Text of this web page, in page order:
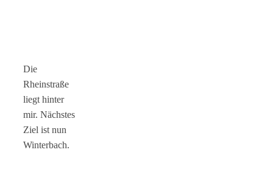
Die
Rheinstraße
liegt hinter
mir. Nächstes
Ziel ist nun
Winterbach.